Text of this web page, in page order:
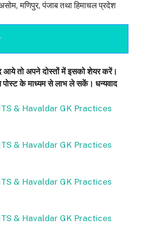
मणिपुर, पंजाब तथा हिमाचल प्रदेश
आये तो अपने दोस्‍तों में इसको शेयर करें।
पोस्‍ट के माध्‍यम से लाभ ले सकें। धन्‍यवाद
& Havaldar GK Practices
& Havaldar GK Practices
& Havaldar GK Practices
& Havaldar GK Practices